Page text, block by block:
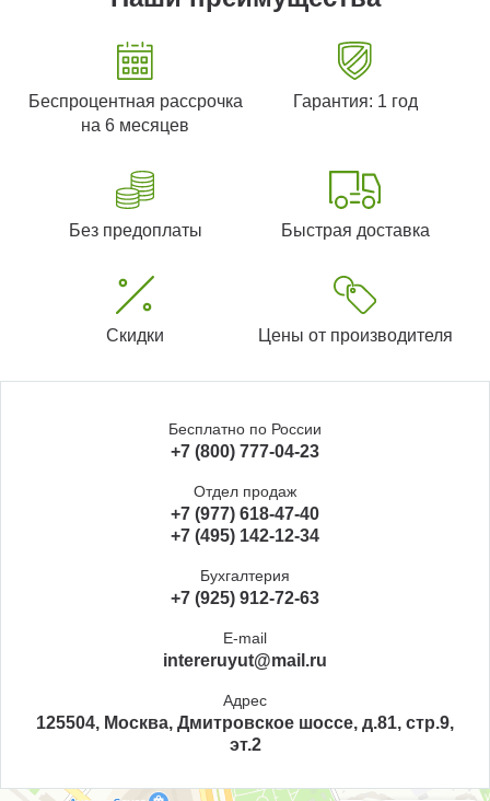
Беспроцентная рассрочка
на 6 месяцев
Гарантия: 1 год
Без предоплаты Быстрая доставка
Скидки Цены от производителя
Бесплатно по России
+7 (800) 777-04-23
Отдел продаж
+7 (977) 618-47-40
+7 (495) 142-12-34
Бухгалтерия
+7 (925) 912-72-63
E-mail
intereruyut@mail.ru
Адрес
125504, Москва, Дмитровское шоссе, д.81, стр.9,
эт.2